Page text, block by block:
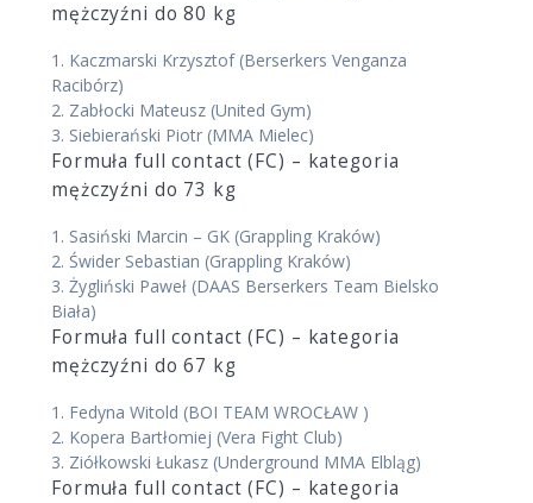
mężczyźni do 80 kg
1. Kaczmarski Krzysztof (Berserkers Venganza
Racibórz)
2. Zabłocki Mateusz (United Gym)
3. Siebierański Piotr (MMA Mielec)
Formuła full contact (FC) – kategoria
mężczyźni do 73 kg
1. Sasiński Marcin – GK (Grappling Kraków)
2. Świder Sebastian (Grappling Kraków)
3. Żygliński Paweł (DAAS Berserkers Team Bielsko
Biała)
Formuła full contact (FC) – kategoria
mężczyźni do 67 kg
1. Fedyna Witold (BOI TEAM WROCŁAW )
2. Kopera Bartłomiej (Vera Fight Club)
3. Ziółkowski Łukasz (Underground MMA Elbląg)
Formuła full contact (FC) – kategoria